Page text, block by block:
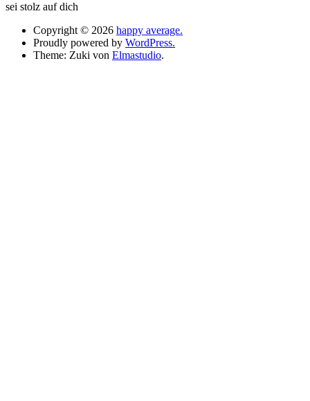
sei stolz auf dich
Copyright © 2026 happy average.
Proudly powered by WordPress.
Theme: Zuki von Elmastudio.